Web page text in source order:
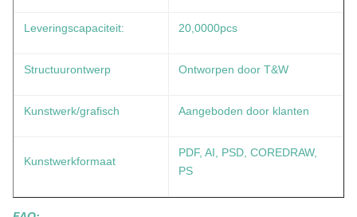
Leveringscapaciteit: 20,0000pcs
Structuurontwerp Ontworpen door T&W
Kunstwerk/grafisch Aangeboden door klanten
Kunstwerkformaat
PDF, AI, PSD, COREDRAW,
PS